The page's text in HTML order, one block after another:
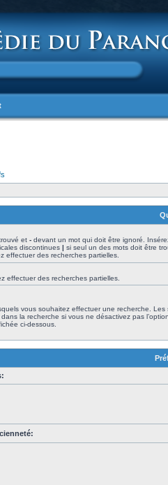
et - devant un mot qui doit être ignoré.
discontinues | si seul un des mots doit être
effectuer des recherches partielles.
effectuer des recherches partielles.
vous souhaitez effectuer une recherche. Les
la recherche si vous ne désactivez pas
ci-dessous.